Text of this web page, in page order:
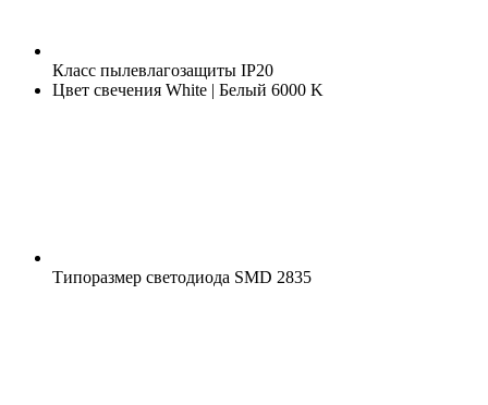
Класс пылевлагозащиты IP20
Цвет свечения White | Белый 6000 K
Типоразмер светодиода SMD 2835